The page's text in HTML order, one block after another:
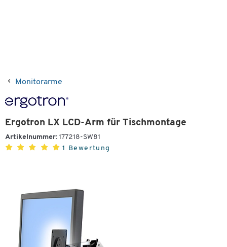
Monitorarme
Ergotron LX LCD-Arm für Tischmontage
Artikelnummer: 177218-SW81
1 Bewertung